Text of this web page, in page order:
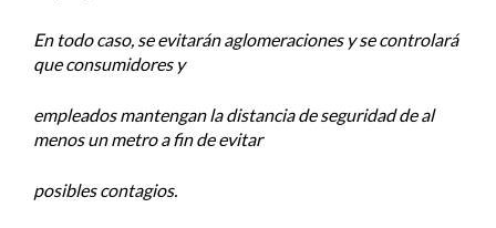
En todo caso, se evitarán aglomeraciones y se controlará
que consumidores y
empleados mantengan la distancia de seguridad de al
menos un metro a fin de evitar
posibles contagios.